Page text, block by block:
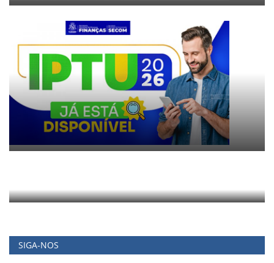
SIGA-NOS